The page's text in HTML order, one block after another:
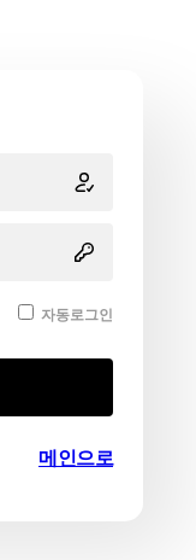
자동로그인
메인으로